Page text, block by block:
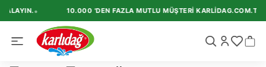
• 10.000 'DEN FAZLA MUTLU MÜŞTERI KARLIDAG.COM.TR'I